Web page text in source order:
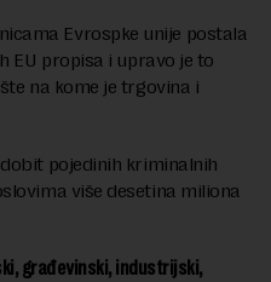
Evrospke unije postala
EU propisa i upravo je to
na kome je trgovina i
pojedinih kriminalnih
više desetina miliona
građevinski, industrijski,